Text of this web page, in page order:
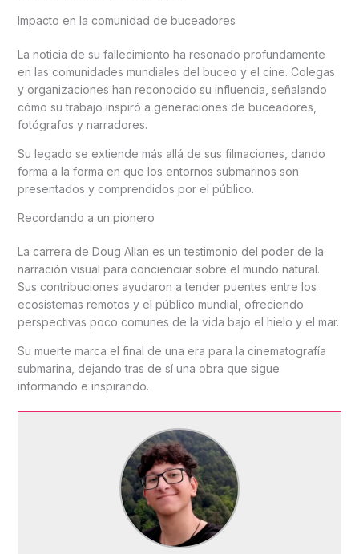
Impacto en la comunidad de buceadores
La noticia de su fallecimiento ha resonado profundamente
en las comunidades mundiales del buceo y el cine. Colegas
y organizaciones han reconocido su influencia, señalando
cómo su trabajo inspiró a generaciones de buceadores,
fotógrafos y narradores.
Su legado se extiende más allá de sus filmaciones, dando
forma a la forma en que los entornos submarinos son
presentados y comprendidos por el público.
Recordando a un pionero
La carrera de Doug Allan es un testimonio del poder de la
narración visual para concienciar sobre el mundo natural.
Sus contribuciones ayudaron a tender puentes entre los
ecosistemas remotos y el público mundial, ofreciendo
perspectivas poco comunes de la vida bajo el hielo y el mar.
Su muerte marca el final de una era para la cinematografía
submarina, dejando tras de sí una obra que sigue
informando e inspirando.